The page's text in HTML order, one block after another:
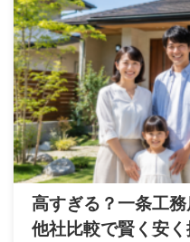
高すぎる？一条工
他社比較で賢く安